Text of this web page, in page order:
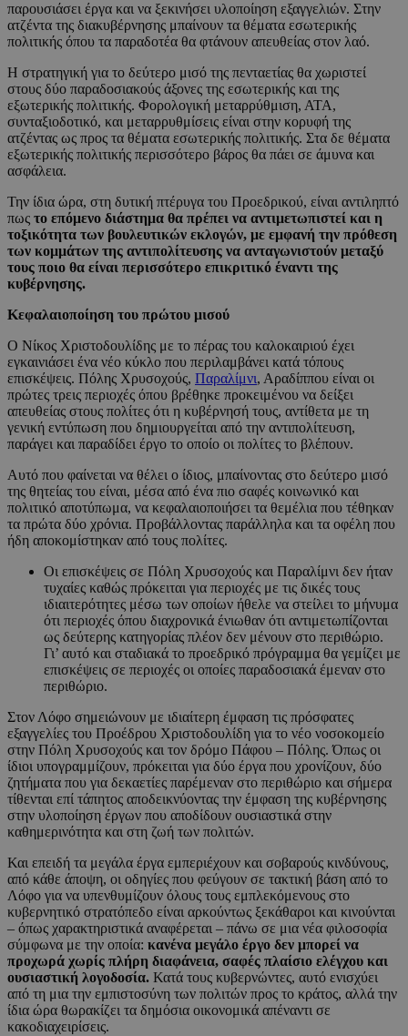
παρουσιάσει έργα και να ξεκινήσει υλοποίηση εξαγγελιών. Στην
ατζέντα της διακυβέρνησης μπαίνουν τα θέματα εσωτερικής
πολιτικής όπου τα παραδοτέα θα φτάνουν απευθείας στον λαό.
Η στρατηγική για το δεύτερο μισό της πενταετίας θα χωριστεί
στους δύο παραδοσιακούς άξονες της εσωτερικής και της
εξωτερικής πολιτικής. Φορολογική μεταρρύθμιση, ΑΤΑ,
συνταξιοδοτικό, και μεταρρυθμίσεις είναι στην κορυφή της
ατζέντας ως προς τα θέματα εσωτερικής πολιτικής. Στα δε θέματα
εξωτερικής πολιτικής περισσότερο βάρος θα πάει σε άμυνα και
ασφάλεια.
Την ίδια ώρα, στη δυτική πτέρυγα του Προεδρικού, είναι αντιληπτό
πως το επόμενο διάστημα θα πρέπει να αντιμετωπιστεί και η
τοξικότητα των βουλευτικών εκλογών, με εμφανή την πρόθεση
των κομμάτων της αντιπολίτευσης να ανταγωνιστούν μεταξύ
τους ποιο θα είναι περισσότερο επικριτικό έναντι της
κυβέρνησης.
Κεφαλαιοποίηση του πρώτου μισού
Ο Νίκος Χριστοδουλίδης με το πέρας του καλοκαιριού έχει
εγκαινιάσει ένα νέο κύκλο που περιλαμβάνει κατά τόπους
επισκέψεις. Πόλης Χρυσοχούς, Παραλίμνι, Αραδίππου είναι οι
πρώτες τρεις περιοχές όπου βρέθηκε προκειμένου να δείξει
απευθείας στους πολίτες ότι η κυβέρνησή τους, αντίθετα με τη
γενική εντύπωση που δημιουργείται από την αντιπολίτευση,
παράγει και παραδίδει έργο το οποίο οι πολίτες το βλέπουν.
Αυτό που φαίνεται να θέλει ο ίδιος, μπαίνοντας στο δεύτερο μισό
της θητείας του είναι, μέσα από ένα πιο σαφές κοινωνικό και
πολιτικό αποτύπωμα, να κεφαλαιοποιήσει τα θεμέλια που τέθηκαν
τα πρώτα δύο χρόνια. Προβάλλοντας παράλληλα και τα οφέλη που
ήδη αποκομίστηκαν από τους πολίτες.
Οι επισκέψεις σε Πόλη Χρυσοχούς και Παραλίμνι δεν ήταν
τυχαίες καθώς πρόκειται για περιοχές με τις δικές τους
ιδιαιτερότητες μέσω των οποίων ήθελε να στείλει το μήνυμα
ότι περιοχές όπου διαχρονικά ένιωθαν ότι αντιμετωπίζονται
ως δεύτερης κατηγορίας πλέον δεν μένουν στο περιθώριο.
Γι’ αυτό και σταδιακά το προεδρικό πρόγραμμα θα γεμίζει με
επισκέψεις σε περιοχές οι οποίες παραδοσιακά έμεναν στο
περιθώριο.
Στον Λόφο σημειώνουν με ιδιαίτερη έμφαση τις πρόσφατες
εξαγγελίες του Προέδρου Χριστοδουλίδη για το νέο νοσοκομείο
στην Πόλη Χρυσοχούς και τον δρόμο Πάφου – Πόλης. Όπως οι
ίδιοι υπογραμμίζουν, πρόκειται για δύο έργα που χρονίζουν, δύο
ζητήματα που για δεκαετίες παρέμεναν στο περιθώριο και σήμερα
τίθενται επί τάπητος αποδεικνύοντας την έμφαση της κυβέρνησης
στην υλοποίηση έργων που αποδίδουν ουσιαστικά στην
καθημερινότητα και στη ζωή των πολιτών.
Και επειδή τα μεγάλα έργα εμπεριέχουν και σοβαρούς κινδύνους,
από κάθε άποψη, οι οδηγίες που φεύγουν σε τακτική βάση από το
Λόφο για να υπενθυμίζουν όλους τους εμπλεκόμενους στο
κυβερνητικό στρατόπεδο είναι αρκούντως ξεκάθαροι και κινούνται
– όπως χαρακτηριστικά αναφέρεται – πάνω σε μια νέα φιλοσοφία
σύμφωνα με την οποία: κανένα μεγάλο έργο δεν μπορεί να
προχωρά χωρίς πλήρη διαφάνεια, σαφές πλαίσιο ελέγχου και
ουσιαστική λογοδοσία. Κατά τους κυβερνώντες, αυτό ενισχύει
από τη μια την εμπιστοσύνη των πολιτών προς το κράτος, αλλά την
ίδια ώρα θωρακίζει τα δημόσια οικονομικά απέναντι σε
κακοδιαχειρίσεις.